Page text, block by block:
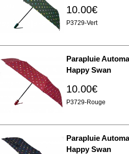
10.00€
P3729-Vert
Parapluie
Happy Swan
10.00€
P3729-Rouge
Parapluie
Happy Swan